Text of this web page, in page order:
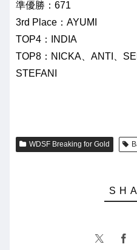
準優勝：671
3rd Place：AYUMI
TOP4：INDIA
TOP8：NICKA、ANTI、
STEFANI
WDSF Breaking for Gold